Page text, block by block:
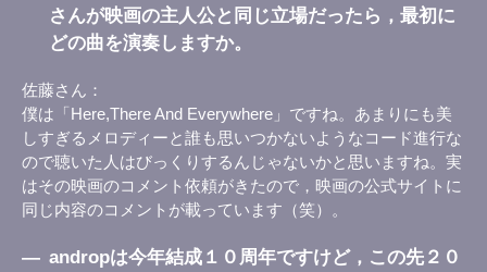
さんが映画の主人公と同じ立場だったら，最初に
どの曲を演奏しますか。
佐藤さん
僕は「Here,There And Everywhere」ですね。あまりにも美
しすぎるメロディーと誰も思いつかないようなコード進行な
ので聴いた人はびっくりするんじゃないかと思いますね。実
はその映画のコメント依頼がきたので，映画の公式サイトに
同じ内容のコメントが載っています（笑）。
― andropは今年結成１０周年ですけど，この先２０